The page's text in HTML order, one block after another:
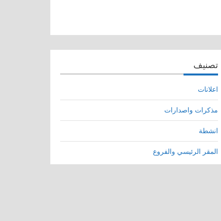
تصنيف
اعلانات
مذكرات واصدارات
انشطة
المقر الرئيسي والفروع